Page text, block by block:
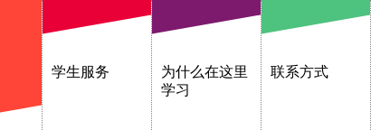
学生服务
为什么在这里
学习
联系方式